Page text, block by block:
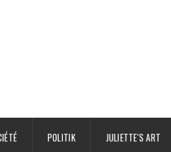
POLITIK JULIETTE'S ART